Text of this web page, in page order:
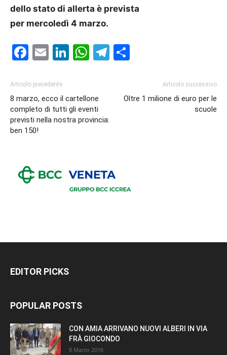
dello stato di allerta è prevista
per mercoledì 4 marzo.
Facebook
EmailLinkedIn
WhatsApp
Telegram
Articolo precedente
8 marzo, ecco il cartellone
completo di tutti gli eventi
previsti nella nostra provincia:
ben 150!
Articolo successivo
Oltre 1 milione di euro per le
scuole
EDITOR PICKS
POPULAR POSTS
CON AMIA ARRIVANO NUOVI ALBERI IN VIA
FRÀ GIOCONDO
8 Marzo 2016